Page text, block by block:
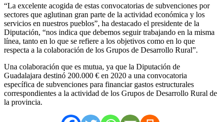
“La excelente acogida de estas convocatorias de subvenciones por
sectores que aglutinan gran parte de la actividad económica y los
servicios en nuestros pueblos”, ha destacado el presidente de la
Diputación, “nos indica que debemos seguir trabajando en la misma
línea, tanto en lo que se refiere a los objetivos como en lo que
respecta a la colaboración de los Grupos de Desarrollo Rural”.
Una colaboración que es mutua, ya que la Diputación de
Guadalajara destinó 200.000 € en 2020 a una convocatoria
específica de subvenciones para financiar gastos estructurales
correspondientes a la actividad de los Grupos de Desarrollo Rural de
la provincia.